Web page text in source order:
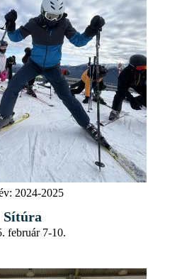
2024-2025
Sítúra
február 7-10.